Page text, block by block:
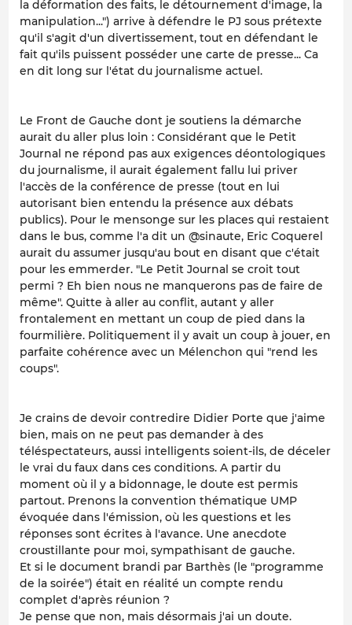
la déformation des faits, le détournement d'image, la
manipulation...") arrive à défendre le PJ sous prétexte
qu'il s'agit d'un divertissement, tout en défendant le
fait qu'ils puissent posséder une carte de presse... Ca
en dit long sur l'état du journalisme actuel.
Le Front de Gauche dont je soutiens la démarche
aurait du aller plus loin : Considérant que le Petit
Journal ne répond pas aux exigences déontologiques
du journalisme, il aurait également fallu lui priver
l'accès de la conférence de presse (tout en lui
autorisant bien entendu la présence aux débats
publics). Pour le mensonge sur les places qui restaient
dans le bus, comme l'a dit un @sinaute, Eric Coquerel
aurait du assumer jusqu'au bout en disant que c'était
pour les emmerder. "Le Petit Journal se croit tout
permi ? Eh bien nous ne manquerons pas de faire de
même". Quitte à aller au conflit, autant y aller
frontalement en mettant un coup de pied dans la
fourmilière. Politiquement il y avait un coup à jouer, en
parfaite cohérence avec un Mélenchon qui "rend les
coups".
Je crains de devoir contredire Didier Porte que j'aime
bien, mais on ne peut pas demander à des
téléspectateurs, aussi intelligents soient-ils, de déceler
le vrai du faux dans ces conditions. A partir du
moment où il y a bidonnage, le doute est permis
partout. Prenons la convention thématique UMP
évoquée dans l'émission, où les questions et les
réponses sont écrites à l'avance. Une anecdote
croustillante pour moi, sympathisant de gauche.
Et si le document brandi par Barthès (le "programme
de la soirée") était en réalité un compte rendu
complet d'après réunion ?
Je pense que non, mais désormais j'ai un doute.